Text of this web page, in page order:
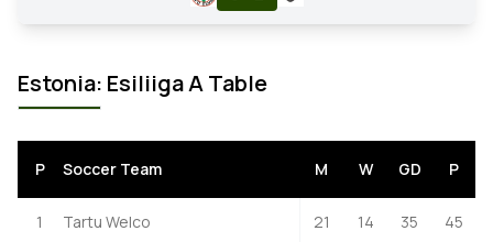
Estonia: Esiliiga A Table
P Soccer Team M W GD P
1 Tartu Welco 21 14 35 45